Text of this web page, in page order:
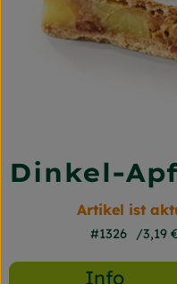
Frischetheke
Drogerie
So geht's
Unsere Kisten
Dinkel-
Artikel ist
#1326 3,19
Info